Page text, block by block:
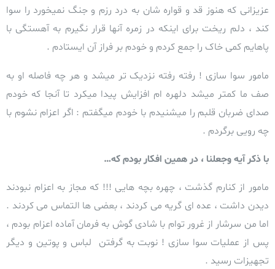
عزیزانی که هنوز قد و قواره شان به درد رزم و جنگ نمیخورد را سوا
کند ، دلم ریخت برای اینکه در زمره آنها قرار نگیرم به آهستگی با
پاهایم کمی خاک را جمع کردم و خودم بر فراز آن ایستادم .
مامور سوا سازی ! رفته رفته نزدیک تر میشد و هر چه فاصله او به
صف ما کمتر میشد دلهره ام افزایش پیدا میکرد تا آنجا که خودم
صدای ضربان قلبم را میشنیدم با خودم میگفتم : اگر اعزام نشوم با
چه رويی برگردم .
با ذکر آیه وجعلنا ، در همين افکار بودم که…
مامور از کنارم گذشت ، چهره بچه هایی !!! که مجاز به اعزام نبودند
دیدن داشت ، عده ای گریه می کردند ، بعضی ها التماس می کردند .
اما من سرشار از غرور توام با شادی گوش به فرمان آماده اعزام بودم ،
پس از عملیات سوا سازی ! نوبت به گرفتن لباس و پوتین و دیگر
تجهیزات رسید .